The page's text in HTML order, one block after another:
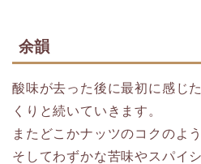
余韻
酸味が去った後に最初に感じ
くりと続いていきます。
またどこかナッツのコクのよ
そしてわずかな苦味やスパイ